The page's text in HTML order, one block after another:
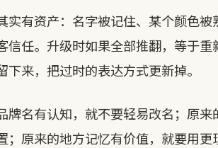
实有资产：名字被记住、某个颜色
信任。升级时如果全部推翻，等于
下来，把过时的表达方式更新掉。
牌名有认知，就不要轻易改名；原
；原来的地方记忆有价值，就要用